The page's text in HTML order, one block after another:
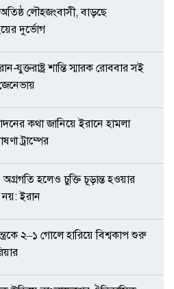
লৌহজংবাসী, বাড়ছে
দুর্ভোগ
যুক্তরাষ্ট্র শান্তি স্মারক রোববার সই
কথা জানিয়ে ইরানে হামলা
ট্রাম্পের
হলেও চুক্তি চূড়ান্ত হওয়ার
নয়: ইরান
২–১ গোলে হারিয়ে বিশ্বকাপ শুরু